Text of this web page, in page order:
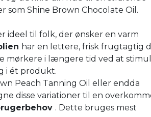
som Shine Brown Chocolate Oil.
ideel til folk, der ønsker en varm
har en lettere, frisk frugtagtig
mørkere i længere tid ved at
i ét produkt.
Peach Tanning Oil eller endda
disse variationer til en
. Dette bruges mest